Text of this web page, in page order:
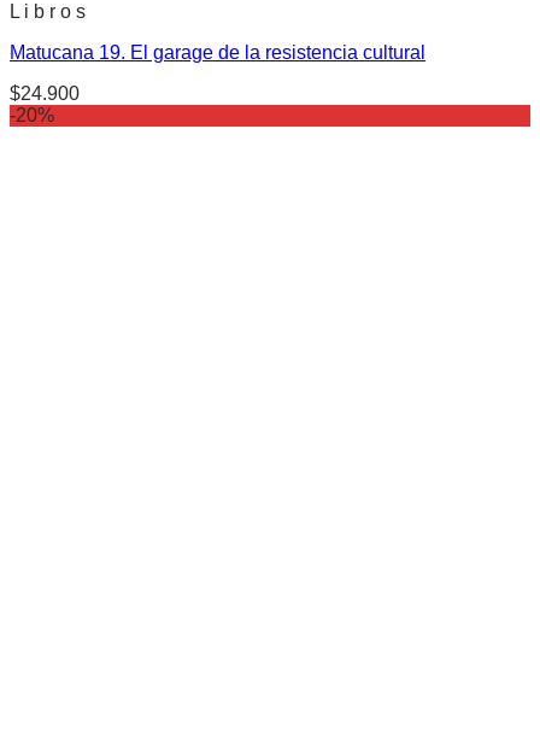
L i b r o s
Matucana 19. El garage de la resistencia cultural
$24.900
-20%